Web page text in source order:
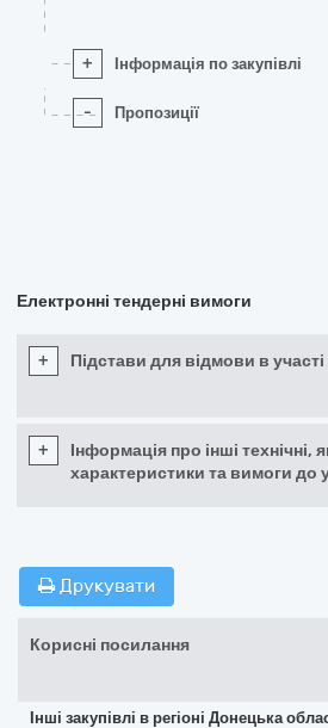
+ Інформація по закупівлі
- Пропозиції
Електронні тендерні вимоги
+ Підстави для відмови в участі
+
Інформація про інші технічні,
характеристики та вимоги до
Друкувати
Корисні посилання
Інші закупівлі в регіоні Донецька